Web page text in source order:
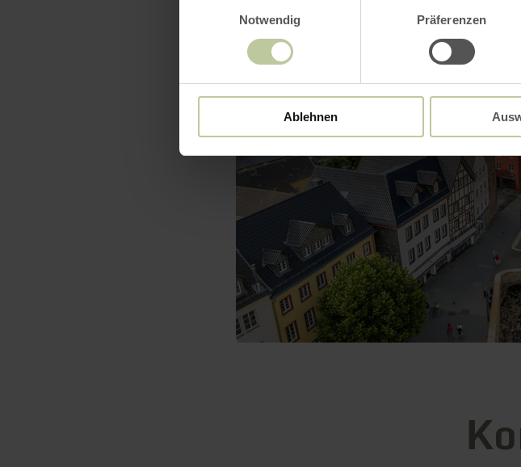
Notwendig
Präferenzen
Ablehnen